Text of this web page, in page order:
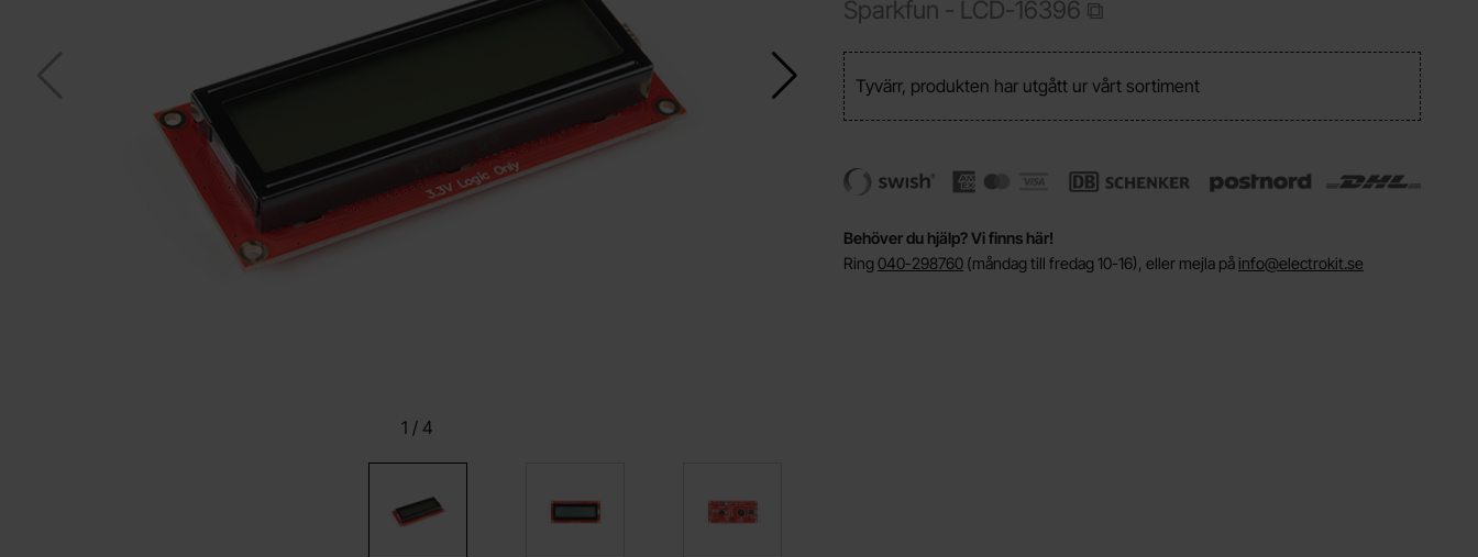
1 / 4
Sparkfun - LCD-16396
Tyvärr, produkten har utgått ur vårt sortiment
Behöver du hjälp? Vi finns här!
Ring 040-298760 (måndag till fredag 10-16), eller mejla på info@electrokit.se